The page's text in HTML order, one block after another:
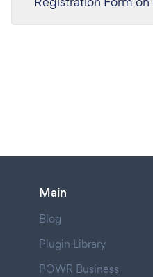
Main
Blog
Plugin Library
POWR Business